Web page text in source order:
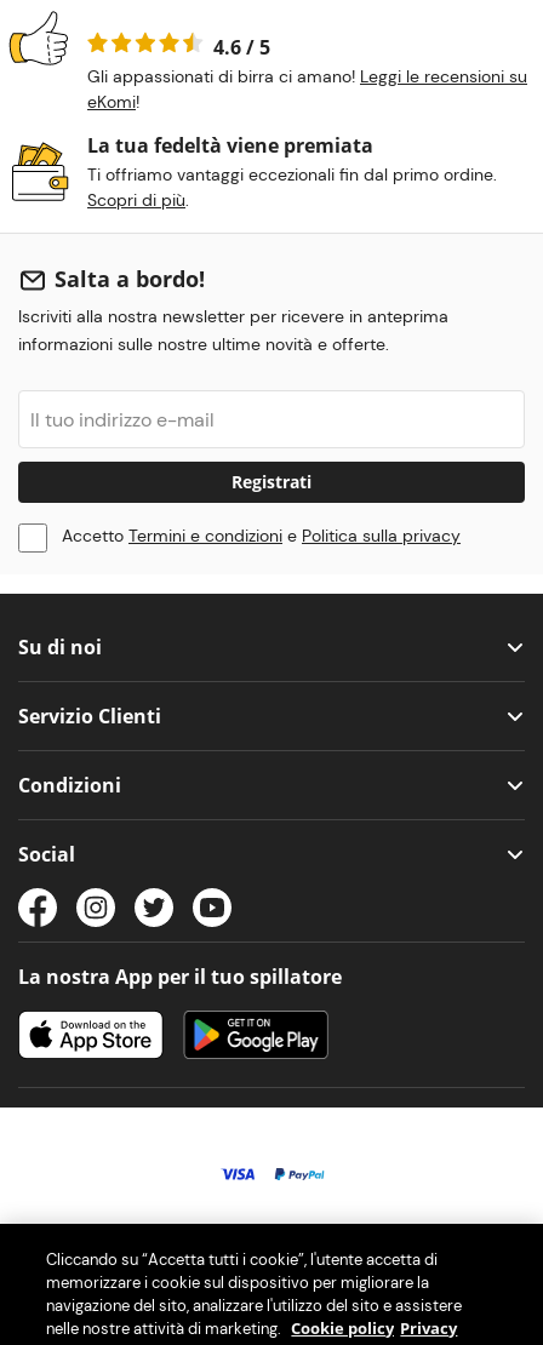
4.6 / 5
Gli appassionati di birra ci amano! Leggi le recensioni su
eKomi!
La tua fedeltà viene premiata
Ti offriamo vantaggi eccezionali fin dal primo ordine.
Scopri di più.
Salta a bordo!
Iscriviti alla nostra newsletter per ricevere in anteprima
informazioni sulle nostre ultime novità e offerte.
Registrati
Accetto Termini e condizioni e Politica sulla privacy
Su di noi
Servizio Clienti
Condizioni
Social
La nostra App per il tuo spillatore
I nostri spillatori di birra PerfectDraft ti offrono la migliore esperienza
di birra alla spina a casa con una selezione di oltre 40 differenti fusti
Cliccando su “Accetta tutti i cookie”, l'utente accetta di
memorizzare i cookie sul dispositivo per migliorare la
navigazione del sito, analizzare l'utilizzo del sito e assistere
nelle nostre attività di marketing. Cookie policy Privacy